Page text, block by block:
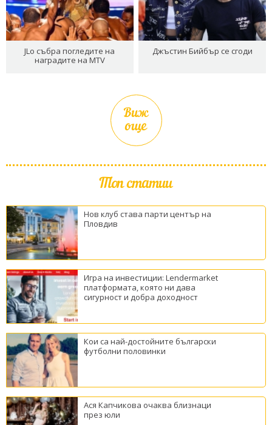
JLo събра погледите на
наградите на MTV
Джъстин Бийбър се сгоди
Виж
още
Топ статии
Нов клуб става парти център на
Пловдив
Игра на инвестиции: Lendermarket
платформата, която ни дава
сигурност и добра доходност
Кои са най-достойните български
футболни половинки
Ася Капчикова очаква близнаци
през юли